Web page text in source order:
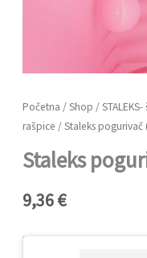
Početna /Shop /
rašpice / Staleks pogurivač
Staleks
9,36€
Staleks
pogurivač
(Uniq)
Pro10/3
količina